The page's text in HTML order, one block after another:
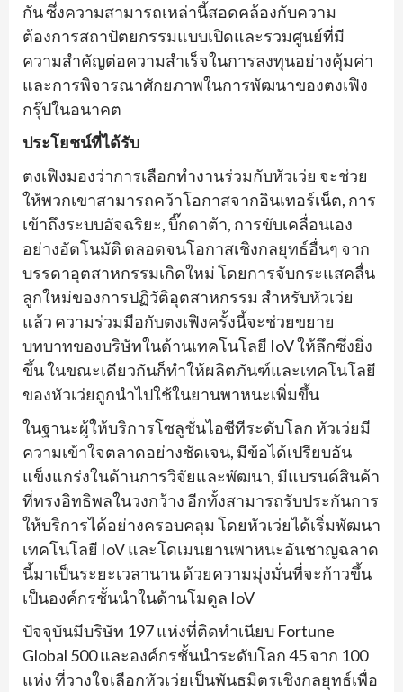
กัน ซึ่งความสามารถเหล่านี้สอดคล้องกับความ
ต้องการสถาปัตยกรรมแบบเปิดและรวมศูนย์ที่มี
ความสำคัญต่อความสำเร็จในการลงทุนอย่างคุ้มค่า
และการพิจารณาศักยภาพในการพัฒนาของตงเฟิง
กรุ๊ปในอนาคต
ประโยชน์ที่ได้รับ
ตงเฟิงมองว่าการเลือกทำงานร่วมกับหัวเว่ย จะช่วย
ให้พวกเขาสามารถคว้าโอกาสจากอินเทอร์เน็ต, การ
เข้าถึงระบบอัจฉริยะ, บิ๊กดาต้า, การขับเคลื่อนเอง
อย่างอัตโนมัติ ตลอดจนโอกาสเชิงกลยุทธ์อื่นๆ จาก
บรรดาอุตสาหกรรมเกิดใหม่ โดยการจับกระแสคลื่น
ลูกใหม่ของการปฏิวัติอุตสาหกรรม สำหรับหัวเว่ย
แล้ว ความร่วมมือกับตงเฟิงครั้งนี้จะช่วยขยาย
บทบาทของบริษัทในด้านเทคโนโลยี IoV ให้ลึกซึ่งยิ่ง
ขึ้น ในขณะเดียวกันก็ทำให้ผลิตภันฑ์และเทคโนโลยี
ของหัวเว่ยถูกนำไปใช้ในยานพาหนะเพิ่มขึ้น
ในฐานะผู้ให้บริการโซลูชั่นไอซีทีระดับโลก หัวเว่ยมี
ความเข้าใจตลาดอย่างชัดเจน, มีข้อได้เปรียบอัน
แข็งแกร่งในด้านการวิจัยและพัฒนา, มีแบรนด์สินค้า
ที่ทรงอิทธิพลในวงกว้าง อีกทั้งสามารถรับประกันการ
ให้บริการได้อย่างครอบคลุม โดยหัวเว่ยได้เริ่มพัฒนา
เทคโนโลยี IoV และโดเมนยานพาหนะอันชาญฉลาด
นี้มาเป็นระยะเวลานาน ด้วยความมุ่งมั่นที่จะก้าวขึ้น
เป็นองค์กรชั้นนำในด้านโมดูล IoV
ปัจจุบันมีบริษัท 197 แห่งที่ติดทำเนียบ Fortune
Global 500 และองค์กรชั้นนำระดับโลก 45 จาก 100
แห่ง ที่วางใจเลือกหัวเว่ยเป็นพันธมิตรเชิงกลยุทธ์เพื่อ